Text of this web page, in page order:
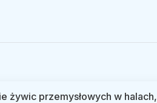
żywic przemysłowych w halach,